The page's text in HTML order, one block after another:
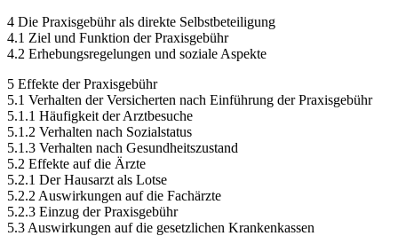
4 Die Praxisgebühr als direkte Selbstbeteiligung
4.1 Ziel und Funktion der Praxisgebühr
4.2 Erhebungsregelungen und soziale Aspekte
5 Effekte der Praxisgebühr
5.1 Verhalten der Versicherten nach Einführung der Praxisgebühr
5.1.1 Häufigkeit der Arztbesuche
5.1.2 Verhalten nach Sozialstatus
5.1.3 Verhalten nach Gesundheitszustand
5.2 Effekte auf die Ärzte
5.2.1 Der Hausarzt als Lotse
5.2.2 Auswirkungen auf die Fachärzte
5.2.3 Einzug der Praxisgebühr
5.3 Auswirkungen auf die gesetzlichen Krankenkassen